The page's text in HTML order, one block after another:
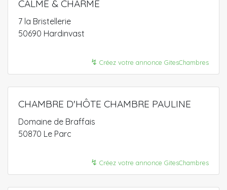
CALME & CHARME
7 la Bristellerie
50690 Hardinvast
↯ Créez votre annonce GitesChambres
CHAMBRE D'HÔTE CHAMBRE PAULINE
Domaine de Braffais
50870 Le Parc
↯ Créez votre annonce GitesChambres